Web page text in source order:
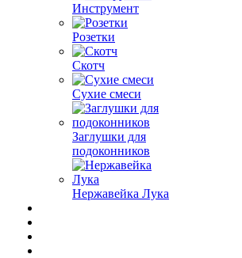
Инструмент
Розетки
Скотч
Сухие смеси
Заглушки для
подоконников
Нержавейка Лука